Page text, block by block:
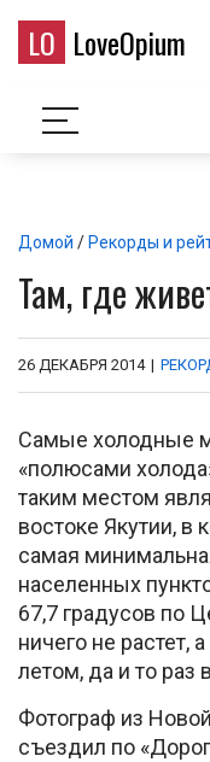
LO LoveOpium
Домой / Рекорды и
Там, где
26 ДЕКАБРЯ 2014 |
Самые холодные
«полюсами
таким местом
востоке Якутии, в
самая
населенных
67,7 градусов по
ничего не растет,
летом, да и то раз
Фотограф из
съездил по